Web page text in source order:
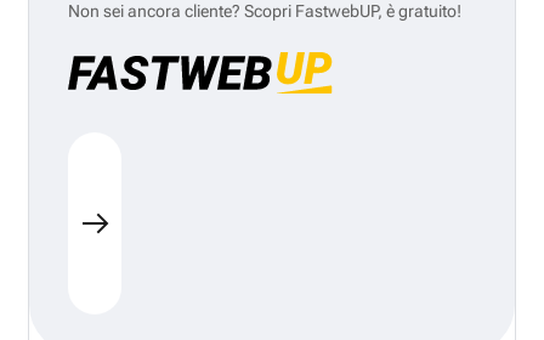
Non sei ancora cliente? Scopri FastwebUP, è gratuito!